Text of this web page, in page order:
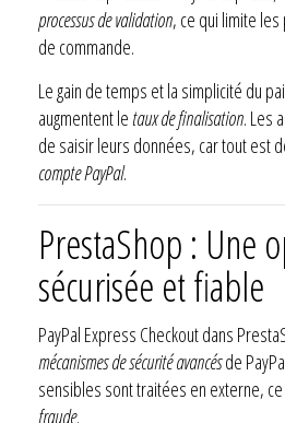
processus de validation, ce qui limite
de commande.
Le gain de temps et la simplicité du
augmentent letaux de finalisation. Les
de saisir leurs données, car tout est
compte PayPal.
PrestaShop : Une
sécurisée et fiable
PayPal Express Checkout dans
mécanismes de sécurité avancésde
sensibles sont traitées en externe,
fraude.